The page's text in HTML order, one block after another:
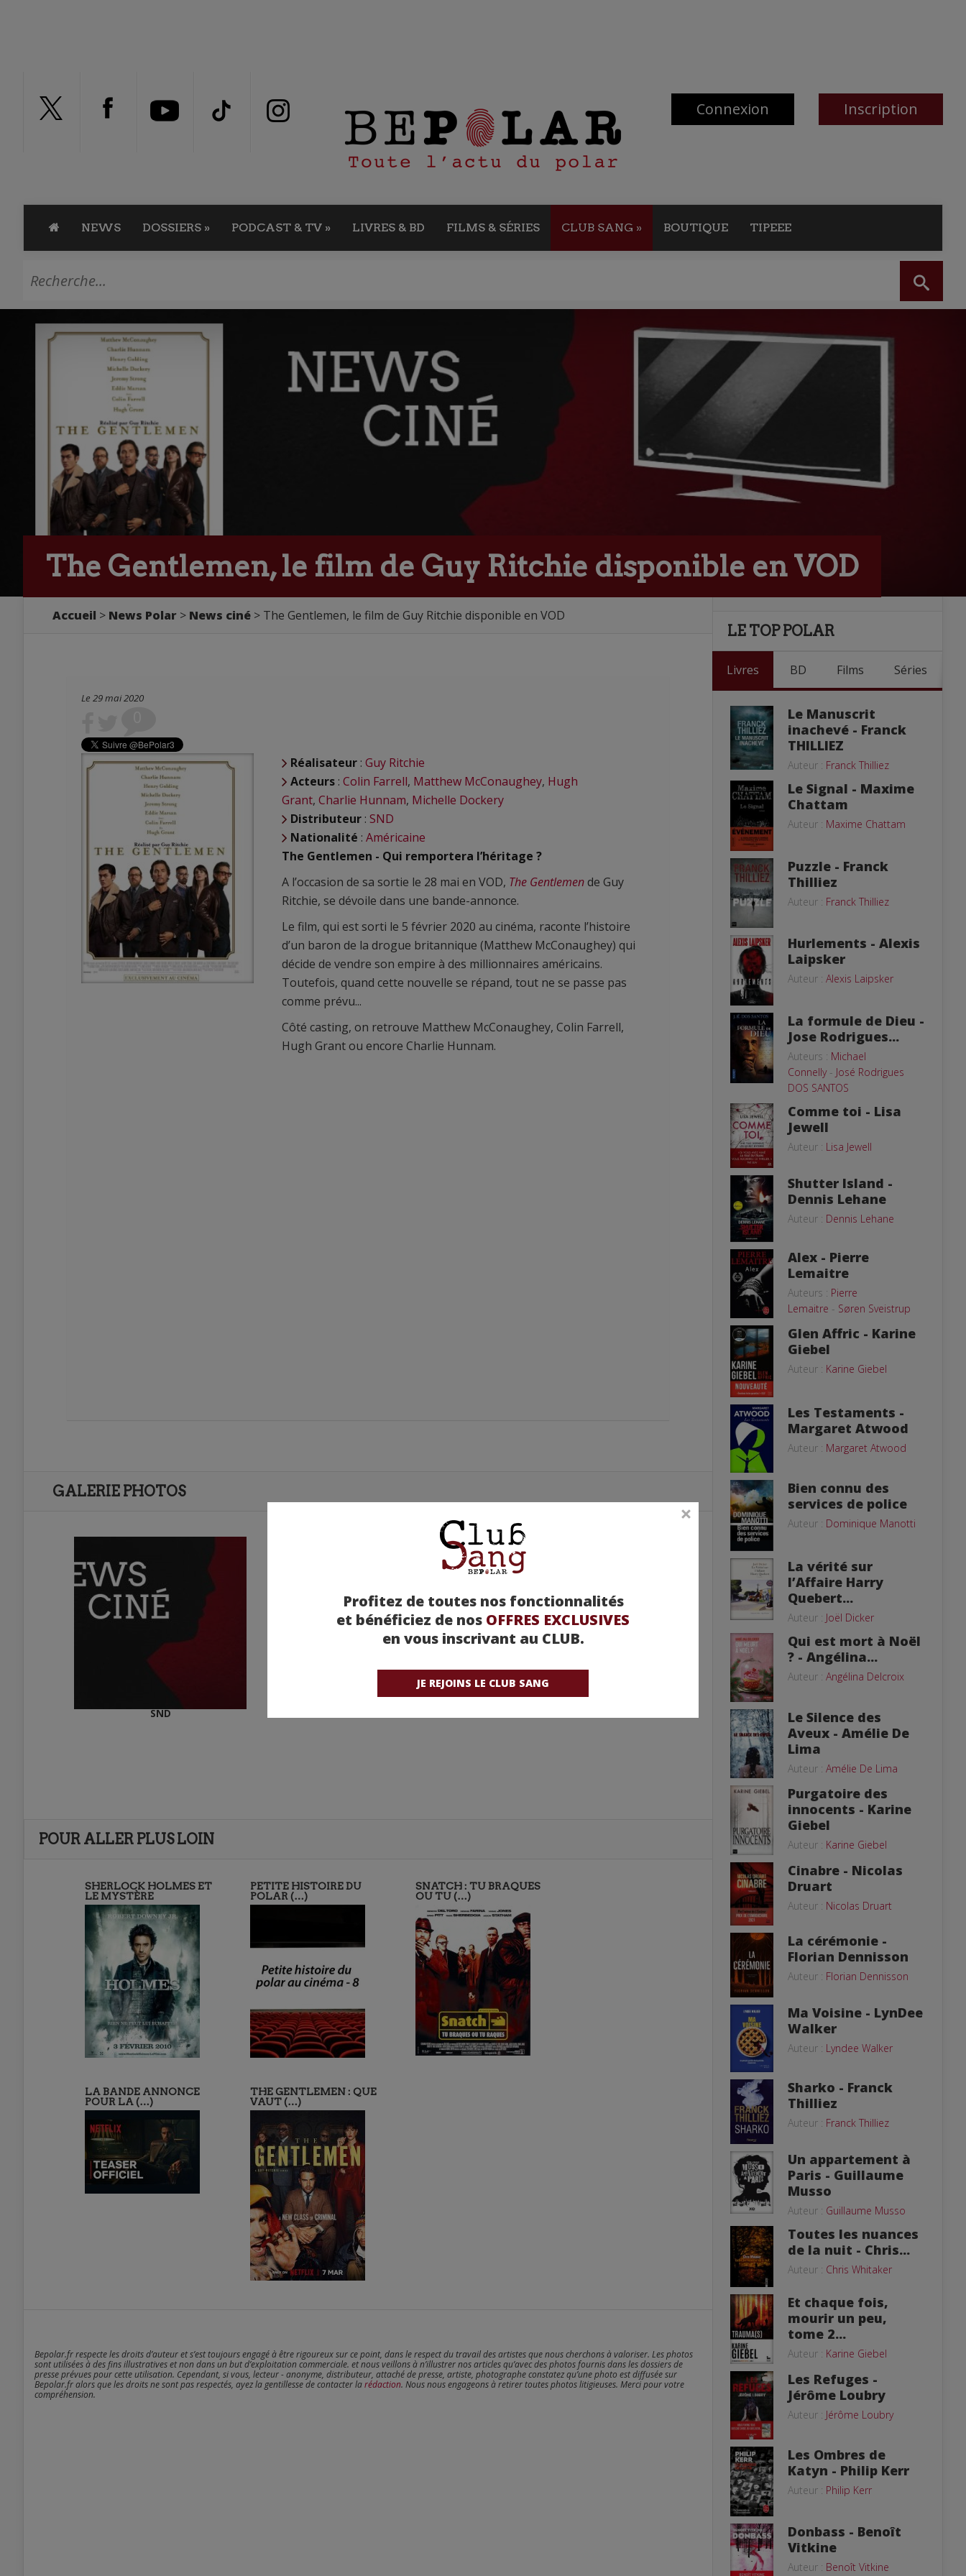
Connexion Inscription
NEWS DOSSIERS » PODCAST & TV » LIVRES & BD FILMS & SÉRIES CLUB SANG » BOUTIQUE TIPEEE
Profitez de toutes nos fonctionnalités
et bénéficiez de nos OFFRES EXCLUSIVES
en vous inscrivant au CLUB.
JE REJOINS LE CLUB SANG
The Gentlemen, le film de Guy Ritchie disponible en VOD
Accueil > News Polar > News ciné > The Gentlemen, le film de Guy Ritchie disponible en VOD
Le 29 mai 2020
Réalisateur : Guy Ritchie
Acteurs : Colin Farrell, Matthew McConaughey, Hugh
Grant, Charlie Hunnam, Michelle Dockery
Distributeur : SND
Nationalité : Américaine
The Gentlemen - Qui remportera l’héritage ?
A l’occasion de sa sortie le 28 mai en VOD, The Gentlemende Guy
Ritchie, se dévoile dans une bande-annonce.
Le film, qui est sorti le 5 février 2020 au cinéma, raconte l’histoire
d’un baron de la drogue britannique (Matthew McConaughey) qui
décide de vendre son empire à des millionnaires américains.
Toutefois, quand cette nouvelle se répand, tout ne se passe pas
comme prévu...
Côté casting, on retrouve Matthew McConaughey, Colin Farrell,
Hugh Grant ou encore Charlie Hunnam.
GALERIE PHOTOS
SND
POUR ALLER PLUS LOIN
SHERLOCK HOLMES ET
LE MYSTÈRE
PETITE HISTOIRE DU
POLAR (…)
SNATCH : TU BRAQUES
OU TU (…)
LA BANDE ANNONCE
POUR LA (…)
THE GENTLEMEN : QUE
VAUT (…)
Bepolar.fr respecte les droits d’auteur et s’est toujours engagé à être rigoureux sur ce point, dans le respect du travail des artistes que nous cherchons à valoriser. Les photos
sont utilisées à des fins illustratives et non dans un but d’exploitation commerciale. et nous veillons à n’illustrer nos articles qu’avec des photos fournis dans les dossiers de
presse prévues pour cette utilisation. Cependant, si vous, lecteur - anonyme, distributeur, attaché de presse, artiste, photographe constatez qu’une photo est diffusée sur
Bepolar.fr alors que les droits ne sont pas respectés, ayez la gentillesse de contacter larédaction. Nous nous engageons à retirer toutes photos litigieuses. Merci pour votre
compréhension.
LE TOP POLAR
Livres BD Films Séries
Le Manuscrit
inachevé - Franck
THILLIEZ
Auteur : Franck Thilliez
Le Signal - Maxime
Chattam
Auteur : Maxime Chattam
Puzzle - Franck
Thilliez
Auteur : Franck Thilliez
Hurlements - Alexis
Laipsker
Auteur : Alexis Laipsker
La formule de Dieu -
Jose Rodrigues...
Auteurs : Michael
Connelly- José Rodrigues
DOS SANTOS
Comme toi - Lisa
Jewell
Auteur : Lisa Jewell
Shutter Island -
Dennis Lehane
Auteur : Dennis Lehane
Alex - Pierre
Lemaitre
Auteurs : Pierre
Lemaitre - Søren Sveistrup
Glen Affric - Karine
Giebel
Auteur : Karine Giebel
Les Testaments -
Margaret Atwood
Auteur : Margaret Atwood
Bien connu des
services de police
Auteur : Dominique Manotti
La vérité sur
l’Affaire Harry
Quebert...
Auteur : Joël Dicker
Qui est mort à Noël
? - Angélina...
Auteur : Angélina Delcroix
Le Silence des
Aveux - Amélie De
Lima
Auteur : Amélie De Lima
Purgatoire des
innocents - Karine
Giebel
Auteur : Karine Giebel
Cinabre - Nicolas
Druart
Auteur : Nicolas Druart
La cérémonie -
Florian Dennisson
Auteur : Florian Dennisson
Ma Voisine - LynDee
Walker
Auteur : Lyndee Walker
Sharko - Franck
Thilliez
Auteur : Franck Thilliez
Un appartement à
Paris - Guillaume
Musso
Auteur : Guillaume Musso
Toutes les nuances
de la nuit - Chris...
Auteur : Chris Whitaker
Et chaque fois,
mourir un peu,
tome 2...
Auteur : Karine Giebel
Les Refuges -
Jérôme Loubry
Auteur : Jérôme Loubry
Les Ombres de
Katyn - Philip Kerr
Auteur : Philip Kerr
Donbass - Benoît
Vitkine
Auteur : Benoît Vitkine